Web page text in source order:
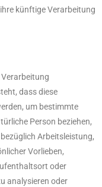
künftige Verarbeitung
dass diese
um bestimmte
Person beziehen,
Arbeitsleistung,
Vorlieben,
oder
analysieren oder